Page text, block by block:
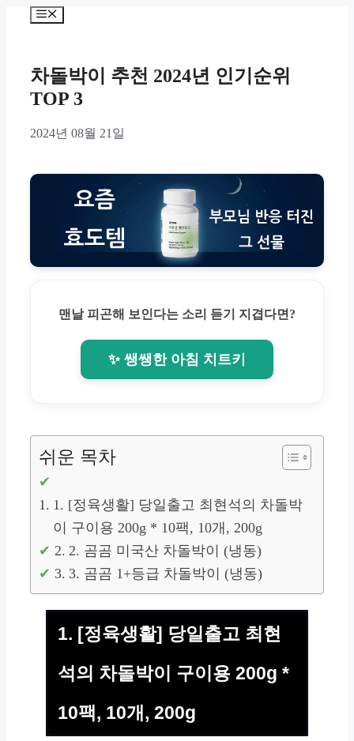
Menu
차돌박이 추천 2024년 인기순위
TOP 3
2024년 08월 21일
맨날 피곤해 보인다는 소리 듣기 지겹다면?
✨ 쌩쌩한 아침 치트키
쉬운 목차
1. [정육생활] 당일출고 최현석의 차돌박
이 구이용 200g * 10팩, 10개, 200g
2. 곰곰 미국산 차돌박이 (냉동)
3. 곰곰 1+등급 차돌박이 (냉동)
1. [정육생활] 당일출고 최현
석의 차돌박이 구이용 200g *
10팩, 10개, 200g